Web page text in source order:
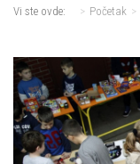
Vi ste ovde: Početak